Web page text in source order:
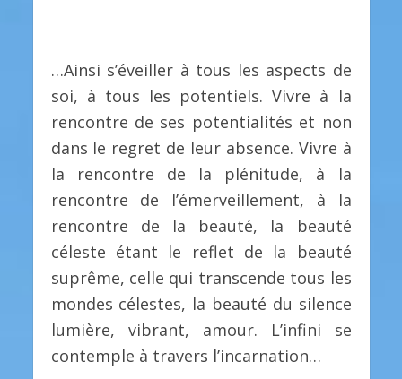
…Ainsi s’éveiller à tous les aspects de
soi, à tous les potentiels. Vivre à la
rencontre de ses potentialités et non
dans le regret de leur absence. Vivre à
la rencontre de la plénitude, à la
rencontre de l’émerveillement, à la
rencontre de la beauté, la beauté
céleste étant le reflet de la beauté
suprême, celle qui transcende tous les
mondes célestes, la beauté du silence
lumière, vibrant, amour. L’infini se
contemple à travers l’incarnation…